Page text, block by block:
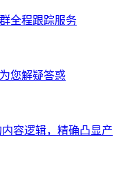
全程跟踪服务
您解疑答惑
容逻辑，精确凸显产